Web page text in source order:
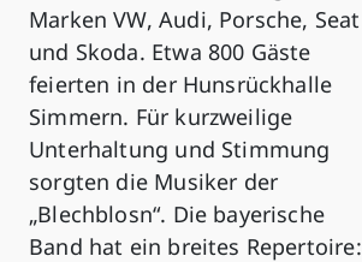
Marken VW, Audi, Porsche, Seat
und Skoda. Etwa 800 Gäste
feierten in der Hunsrückhalle
Simmern. Für kurzweilige
Unterhaltung und Stimmung
sorgten die Musiker der
„Blechblosn“. Die bayerische
Band hat ein breites Repertoire: